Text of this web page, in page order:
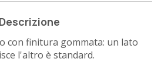
Descrizione
con finitura gommata: un lato
l'altro è standard.